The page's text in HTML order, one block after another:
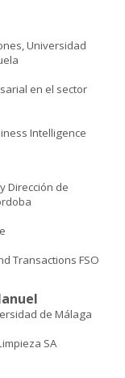
Universidad
en el sector
Intelligence
Dirección de
Transactions FSO
de Málaga
SA